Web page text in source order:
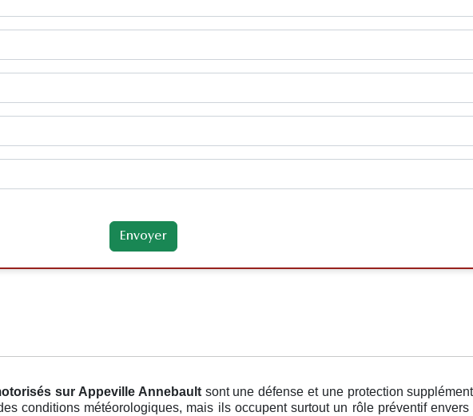
sur Appeville Annebault sont une défense et une protection
conditions météorologiques, mais ils occupent surtout un rôle préventif